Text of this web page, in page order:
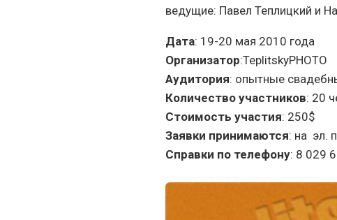
ведущие: Павел Теплицкий и
Дата: 19-20 мая 2010 года
Организатор:TeplitskyPHOTO
Аудитория: опытные
Количество участников: 20
Стоимость участия: 250$
Заявки принимаются: на эл.
Справки по телефону: 8 029